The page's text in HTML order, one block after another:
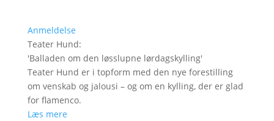
Anmeldelse
Teater Hund:
'Balladen om den løsslupne lørdagskylling'
Teater Hund er i topform med den nye forestilling
om venskab og jalousi – og om en kylling, der er glad
for flamenco.
Læs mere